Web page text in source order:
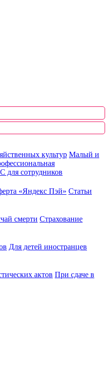
культур Малый и
для сотрудников
«Яндекс Пэй» Статьи
смерти Страхование
Для детей иностранцев
актов При сдаче в